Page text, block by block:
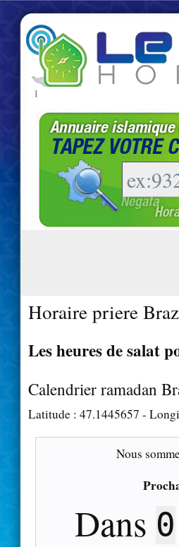
|
Horaire priere
Les heures de salat
Calendrier ramadan
Latitude : 47.1445657 -
Nous
Dans 0